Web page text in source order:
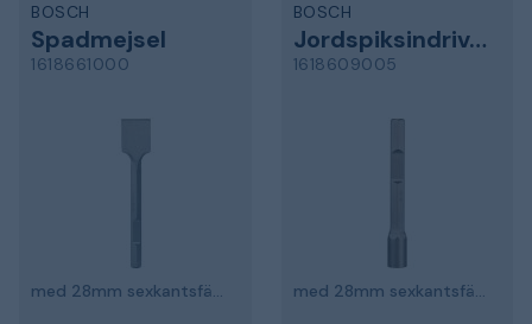
BOSCH
Spadmejsel
1618661000
med 28mm sexkantsfäste
BOSCH
Jordspiksindrivare
1618609005
med 28mm sexkantsfäste